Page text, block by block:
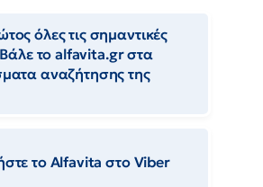
όλες τις σημαντικές
Βάλε το alfavita.gr στα
αναζήτησης της
το Αlfavita στο Viber